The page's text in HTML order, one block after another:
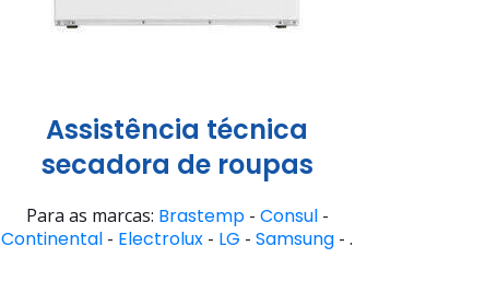
Assistência técnica
secadora de roupas
Para as marcas: Brastemp- Consul-
Continental - Electrolux - LG - Samsung - .